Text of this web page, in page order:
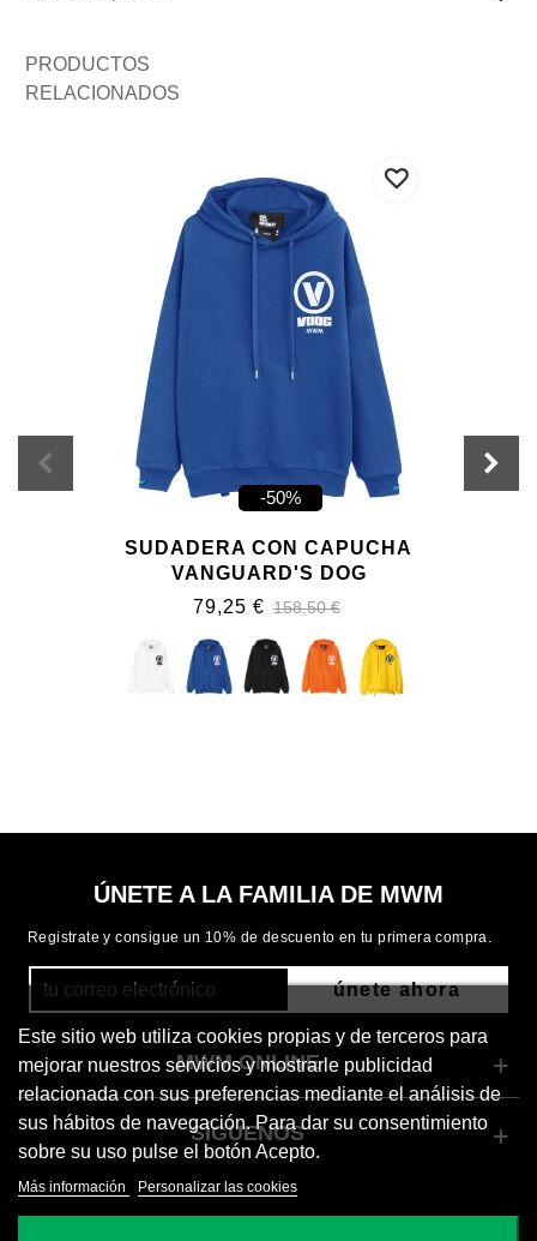
PRODUCTOS
RELACIONADOS
-50%
SUDADERA CON CAPUCHA
VANGUARD'S DOG
79,25 € 158,50 €
ÚNETE A LA FAMILIA DE MWM
Registrate y consigue un 10% de descuento en tu primera compra.
únete ahora
Este sitio web utiliza cookies propias y de terceros para
mejorar nuestros servicios y mostrarle publicidad
relacionada con sus preferencias mediante el análisis de
sus hábitos de navegación. Para dar su consentimiento
sobre su uso pulse el botón Acepto.
Más información Personalizar las cookies
MWM ONLINE
SÍGUENOS